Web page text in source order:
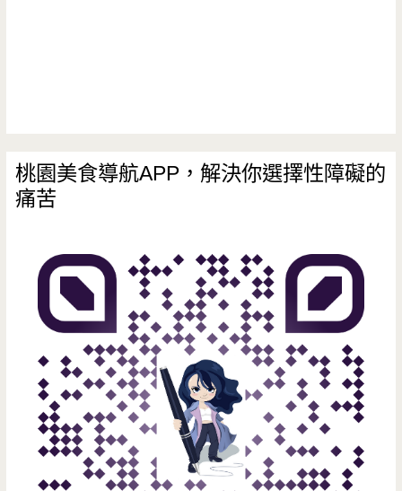
桃園美食導航APP，解決你選擇性障礙的
痛苦